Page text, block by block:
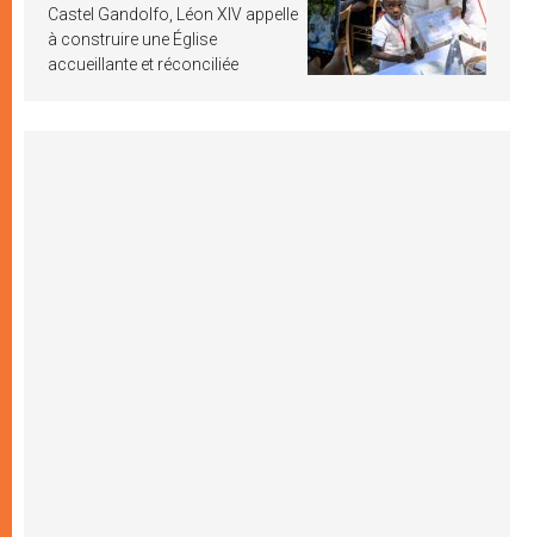
Castel Gandolfo, Léon XIV appelle
à construire une Église
accueillante et réconciliée